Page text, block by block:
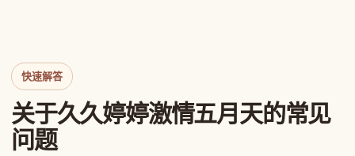
快速解答
关于久久婷婷激情五月天的常见
问题